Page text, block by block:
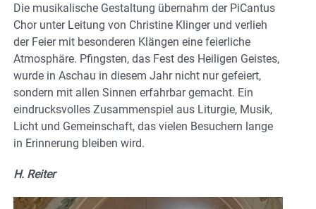
Die musikalische Gestaltung übernahm der PiCantus
Chor unter Leitung von Christine Klinger und verlieh
der Feier mit besonderen Klängen eine feierliche
Atmosphäre. Pfingsten, das Fest des Heiligen Geistes,
wurde in Aschau in diesem Jahr nicht nur gefeiert,
sondern mit allen Sinnen erfahrbar gemacht. Ein
eindrucksvolles Zusammenspiel aus Liturgie, Musik,
Licht und Gemeinschaft, das vielen Besuchern lange
in Erinnerung bleiben wird.
H. Reiter